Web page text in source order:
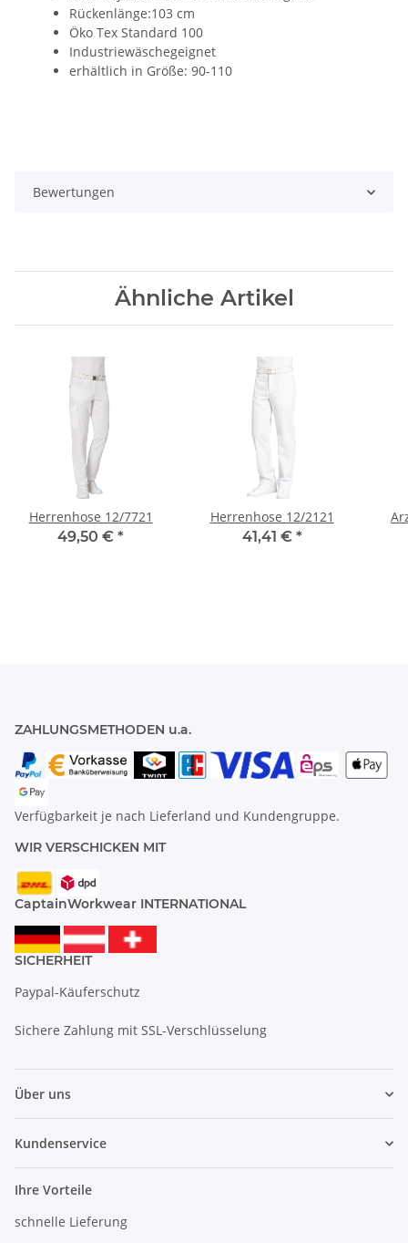
Rückenlänge:103 cm
Öko Tex Standard 100
Industriewäschegeignet
erhältlich in Größe: 90-110
Bewertungen
Ähnliche Artikel
Herrenhose 12/7721
49,50 € *
Herrenhose 12/2121
41,41 € *
ZAHLUNGSMETHODEN u.a.
Verfügbarkeit je nach Lieferland und Kundengruppe.
WIR VERSCHICKEN MIT
CaptainWorkwear INTERNATIONAL
SICHERHEIT
Paypal-Käuferschutz
Sichere Zahlung mit SSL-Verschlüsselung
Über uns
Kundenservice
Ihre Vorteile
schnelle Lieferung